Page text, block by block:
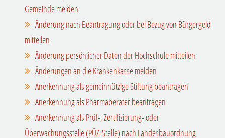
Gemeinde melden
Änderung nach Beantragung oder bei Bezug von Bürgergeld
mitteilen
Änderung persönlicher Daten der Hochschule mitteilen
Änderungen an die Krankenkasse melden
Anerkennung als gemeinnützige Stiftung beantragen
Anerkennung als Pharmaberater beantragen
Anerkennung als Prüf-, Zertifizierung- oder
Überwachungsstelle (PÜZ-Stelle) nach Landesbauordnung